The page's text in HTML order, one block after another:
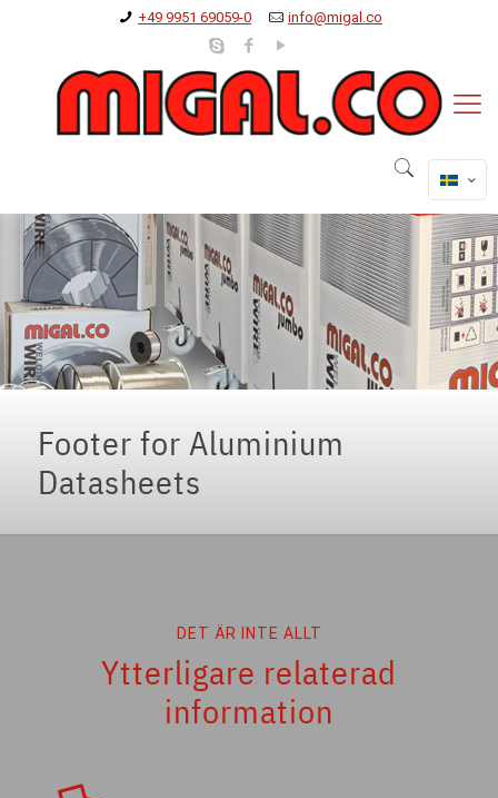
+49 9951 69059-0 info@migal.co
Footer for Aluminium
Datasheets
DET ÄR INTE ALLT
Ytterligare relaterad
information